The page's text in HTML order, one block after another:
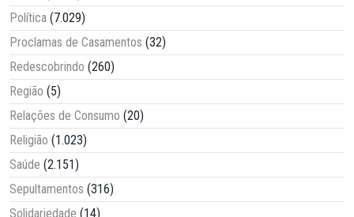
Política (7.029)
Proclamas de Casamentos (32)
Redescobrindo (260)
Região (5)
Relações de Consumo (20)
Religião (1.023)
Saúde (2.151)
Sepultamentos (316)
Solidariedade (14)